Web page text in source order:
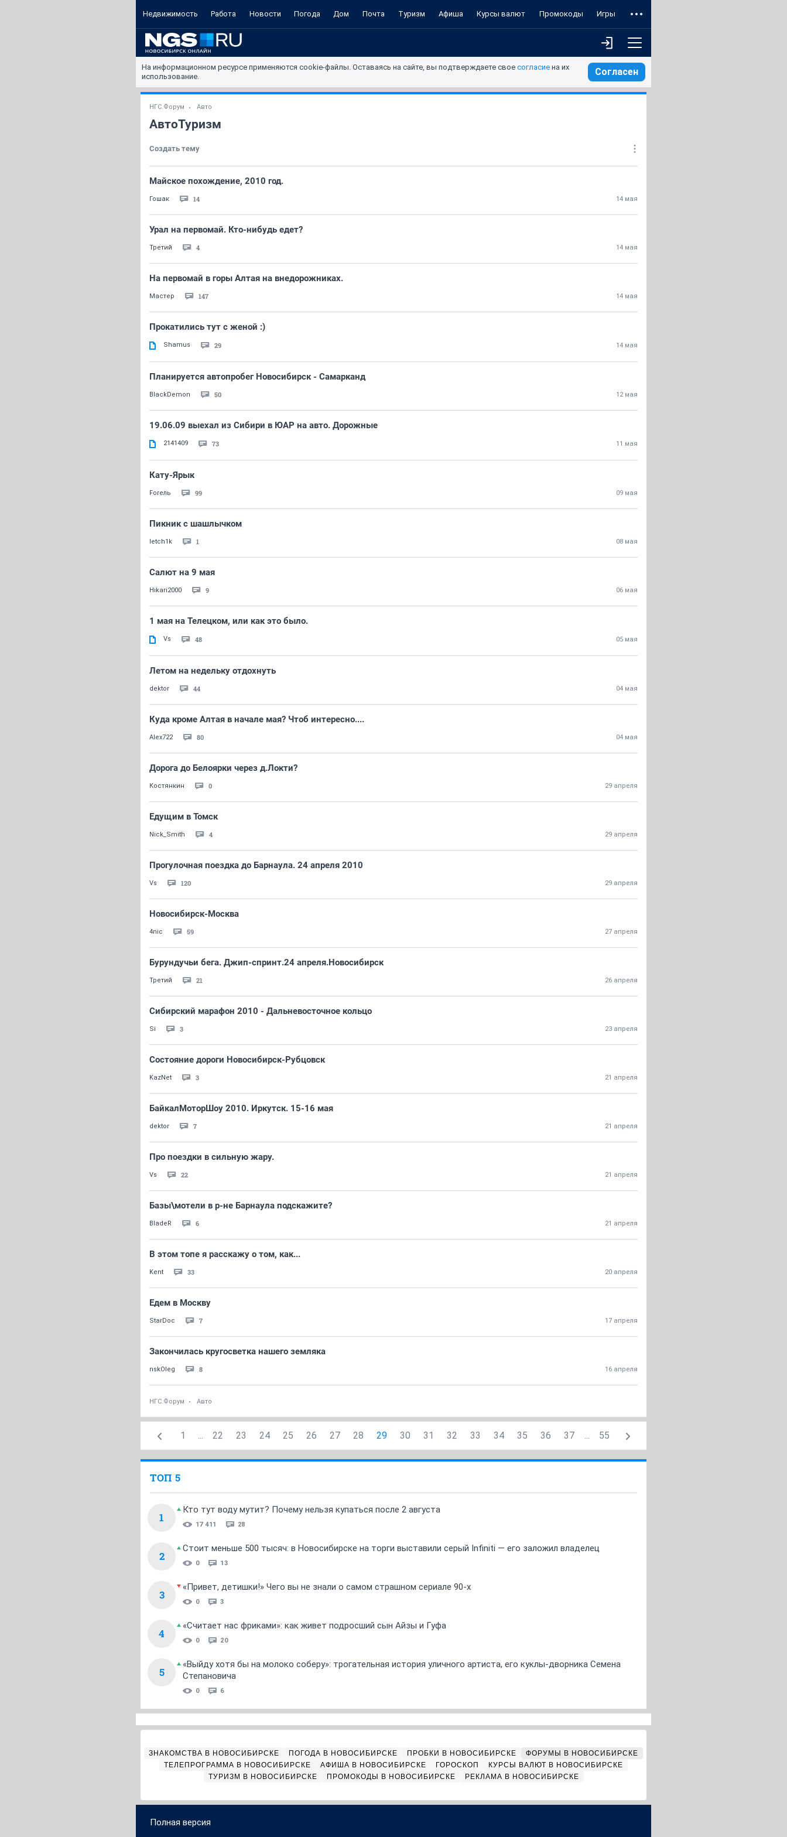
Недвижимость Работа Новости Погода Дом Почта Туризм Афиша Курсы валют Промокоды Игры
На информационном ресурсе применяются cookie-файлы. Оставаясь на сайте, вы подтверждаете свое согласие на их
использование.
Согласен
НГС.Форум Авто
АвтоТуризм
Создать тему
Майское похождение, 2010 год.
Гошак 14 14 мая
Урал на первомай. Кто-нибудь едет?
Третий 4 14 мая
На первомай в горы Алтая на внедорожниках.
Мастер 147 14 мая
Прокатились тут с женой :)
Shamus 29 14 мая
Планируется автопробег Новосибирск - Самарканд
BlackDemon 50 12 мая
19.06.09 выехал из Сибири в ЮАР на авто. Дорожные
2141409 73 11 мая
Кату-Ярык
Forель 99 09 мая
Пикник с шашлычком
letch1k 1 08 мая
Салют на 9 мая
Hikari2000 9 06 мая
1 мая на Телецком, или как это было.
Vs 48 05 мая
Летом на недельку отдохнуть
dektor 44 04 мая
Куда кроме Алтая в начале мая? Чтоб интересно....
Alex722 80 04 мая
Дорога до Белоярки через д.Локти?
Костянкин 0 29 апреля
Едущим в Томск
Nick_Smith 4 29 апреля
Прогулочная поездка до Барнаула. 24 апреля 2010
Vs 120 29 апреля
Новосибирск-Москва
4nic 59 27 апреля
Бурундучьи бега. Джип-спринт.24 апреля.Новосибирск
Третий 21 26 апреля
Сибирский марафон 2010 - Дальневосточное кольцо
Si 3 23 апреля
Состояние дороги Новосибирск-Рубцовск
KazNet 3 21 апреля
БайкалМоторШоу 2010. Иркутск. 15-16 мая
dektor 7 21 апреля
Про поездки в сильную жару.
Vs 22 21 апреля
Базы\мотели в р-не Барнаула подскажите?
BladeR 6 21 апреля
В этом топе я расскажу о том, как...
Kent 33 20 апреля
Едем в Москву
StarDoc 7 17 апреля
Закончилась кругосветка нашего земляка
nskOleg 8 16 апреля
НГС.Форум Авто
1 ... 22 23 24 25 26 27 28 29 30 31 32 33 34 35 36 37 ... 55
ТОП 5
1
Кто тут воду мутит? Почему нельзя купаться после 2 августа
17 411 28
2
Стоит меньше 500 тысяч: в Новосибирске на торги выставили серый Infiniti — его заложил владелец
0 13
3
«Привет, детишки!» Чего вы не знали о самом страшном сериале 90-х
0 3
4
«Считает нас фриками»: как живет подросший сын Айзы и Гуфа
0 20
5
«Выйду хотя бы на молоко соберу»: трогательная история уличного артиста, его куклы-дворника Семена
Степановича
0 6
ЗНАКОМСТВА В НОВОСИБИРСКЕ ПОГОДА В НОВОСИБИРСКЕ ПРОБКИ В НОВОСИБИРСКЕ
ФОРУМЫ В НОВОСИБИРСКЕ
ТЕЛЕПРОГРАММА В НОВОСИБИРСКЕ
АФИША В НОВОСИБИРСКЕ ГОРОСКОП
КУРСЫ ВАЛЮТ В НОВОСИБИРСКЕ
ТУРИЗМ В НОВОСИБИРСКЕ
ПРОМОКОДЫ В НОВОСИБИРСКЕ РЕКЛАМА В НОВОСИБИРСКЕ
Полная версия